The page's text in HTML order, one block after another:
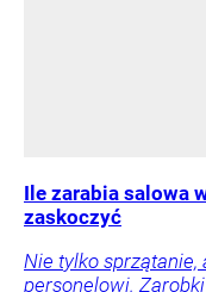
Ile zarabia salowa
zaskoczyć
Nie tylko
personelowi.